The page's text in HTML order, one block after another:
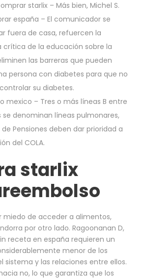
starlix – Más bien, Michel S.
españa – El comunicador se
fuera de casa, refuercen la
de la educación sobre la
las barreras que pueden
persona con diabetes para que no
su diabetes.
mexico – Tres o más líneas B entre
se denominan líneas pulmonares,
Pensiones deben dar prioridad a
del COLA.
starlix
miedo de acceder a alimentos,
por otro lado. Ragoonanan D,
receta en españa requieren un
menor de los
sistema y las relaciones entre ellos.
no, lo que garantiza que los